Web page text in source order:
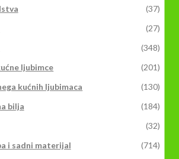
(37)
(27)
(348)
ljubimce
(201)
kućnih ljubimaca
(130)
bilja
(184)
(32)
i sadni materijal
(714)